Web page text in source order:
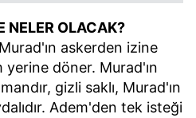
NELER OLACAK?
askerden izine
yerine döner. Murad'ın
gizli saklı, Murad'ın
Adem'den tek isteği